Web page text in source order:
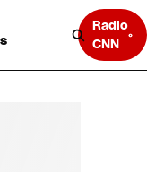
Radio
CNN